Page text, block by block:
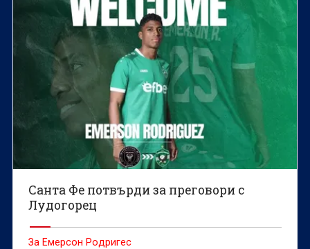
Санта Фе потвърди за преговори с
Лудогорец
За Емерсон Родригес